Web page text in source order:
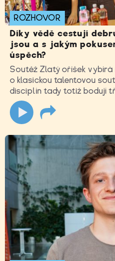
ROZHOVOR
Díky vědě cestují
jsou a s jakým
úspěch?
Soutěž Zlatý oříšek vybírá
o klasickou talentovou
disciplín tady totiž bodují